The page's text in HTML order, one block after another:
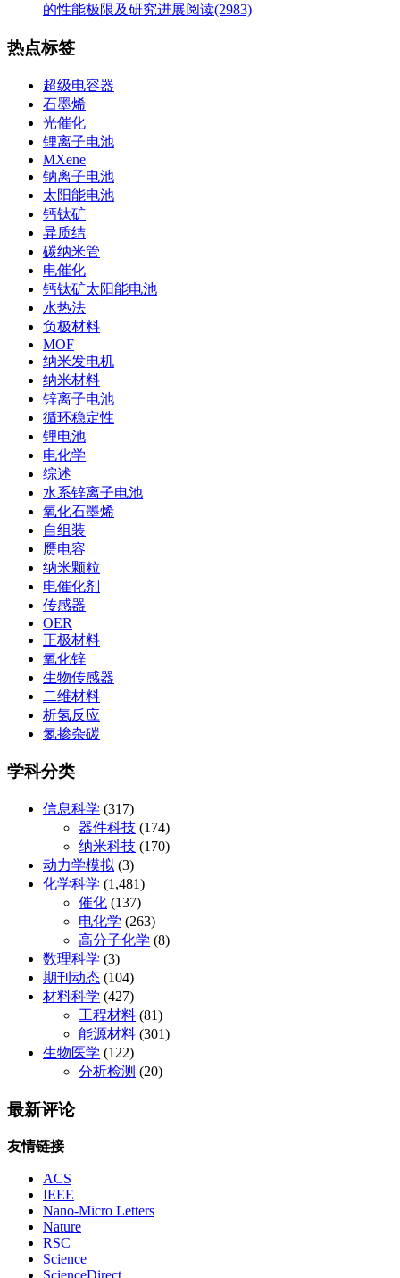
的性能极限及研究进展阅读(2983)
热点标签
超级电容器
石墨烯
光催化
锂离子电池
MXene
钠离子电池
太阳能电池
钙钛矿
异质结
碳纳米管
电催化
钙钛矿太阳能电池
水热法
负极材料
MOF
纳米发电机
纳米材料
锌离子电池
循环稳定性
锂电池
电化学
综述
水系锌离子电池
氧化石墨烯
自组装
赝电容
纳米颗粒
电催化剂
传感器
OER
正极材料
氧化锌
生物传感器
二维材料
析氢反应
氮掺杂碳
学科分类
信息科学 (317)
器件科技 (174)
纳米科技 (170)
动力学模拟 (3)
化学科学 (1,481)
催化 (137)
电化学 (263)
高分子化学 (8)
数理科学 (3)
期刊动态 (104)
材料科学 (427)
工程材料 (81)
能源材料 (301)
生物医学 (122)
分析检测 (20)
最新评论
友情链接
ACS
IEEE
Nano-Micro Letters
Nature
RSC
Science